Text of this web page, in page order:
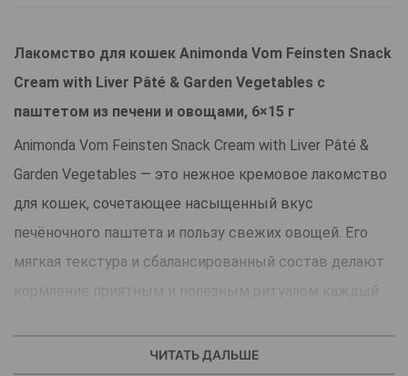
Лакомство для кошек Animonda Vom Feinsten Snack
Cream with Liver Pâté & Garden Vegetables с
паштетом из печени и овощами, 6×15 г
Animonda Vom Feinsten Snack Cream with Liver Pâté &
Garden Vegetables — это нежное кремовое лакомство
для кошек, сочетающее насыщенный вкус
печёночного паштета и пользу свежих овощей. Его
мягкая текстура и сбалансированный состав делают
кормление приятным и полезным ритуалом каждый
Snack Cream можно давать питомцу прямо из стика,
ЧИТАТЬ ДАЛЬШЕ